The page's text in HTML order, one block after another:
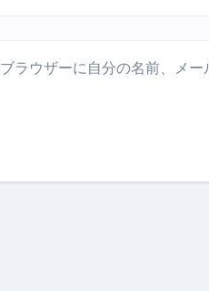
ラウザーに自分の名前、メー